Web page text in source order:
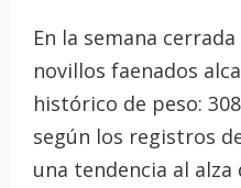
En la semana
novillos faenados
histórico de peso:
según los registros
una tendencia al